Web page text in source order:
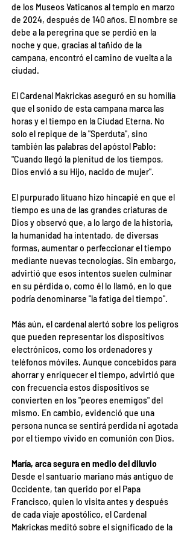
de los Museos Vaticanos al templo en marzo
de 2024, después de 140 años. El nombre se
debe a la peregrina que se perdió en la
noche y que, gracias al tañido de la
campana, encontró el camino de vuelta a la
ciudad.
El Cardenal Makrickas aseguró en su homilía
que el sonido de esta campana marca las
horas y el tiempo en la Ciudad Eterna. No
solo el repique de la "Sperduta", sino
también las palabras del apóstol Pablo:
"Cuando llegó la plenitud de los tiempos,
Dios envió a su Hijo, nacido de mujer".
El purpurado lituano hizo hincapié en que el
tiempo es una de las grandes criaturas de
Dios y observó que, a lo largo de la historia,
la humanidad ha intentado, de diversas
formas, aumentar o perfeccionar el tiempo
mediante nuevas tecnologías. Sin embargo,
advirtió que esos intentos suelen culminar
en su pérdida o, como él lo llamó, en lo que
podría denominarse "la fatiga del tiempo".
Más aún, el cardenal alertó sobre los peligros
que pueden representar los dispositivos
electrónicos, como los ordenadores y
teléfonos móviles. Aunque concebidos para
ahorrar y enriquecer el tiempo, advirtió que
con frecuencia estos dispositivos se
convierten en los "peores enemigos" del
mismo. En cambio, evidenció que una
persona nunca se sentirá perdida ni agotada
por el tiempo vivido en comunión con Dios.
María, arca segura en medio del diluvio
Desde el santuario mariano más antiguo de
Occidente, tan querido por el Papa
Francisco, quien lo visita antes y después
de cada viaje apostólico, el Cardenal
Makrickas meditó sobre el significado de la